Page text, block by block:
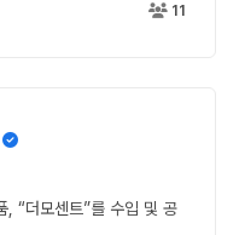
11
, “더모센트”를 수입 및 공